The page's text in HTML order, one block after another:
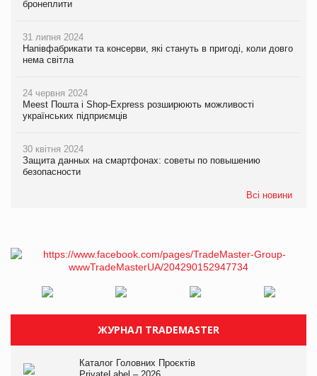
бронеплити
31 липня 2024
Напівфабрикати та консерви, які стануть в пригоді, коли довго
нема світла
24 червня 2024
Meest Пошта і Shop-Express розширюють можливості
українських підприємців
30 квітня 2024
Защита данных на смартфонах: советы по повышению
безопасности
Всі новини
ЖУРНАЛ TRADEMASTER
Каталог Головних Проєктів